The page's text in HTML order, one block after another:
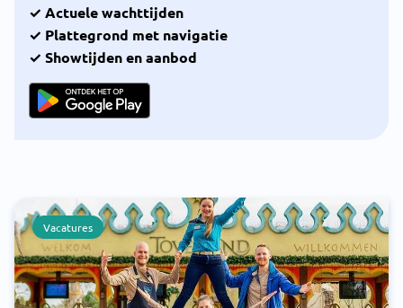
✓ Actuele wachttijden
✓ Plattegrond met navigatie
✓ Showtijden en aanbod
Vacatures